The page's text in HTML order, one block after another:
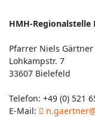
HMH-
Pfarrer Niels Gärtner
Lohkampstr. 7
33607 Bielefeld
Telefon: +49 (0) 521
E-Mail: